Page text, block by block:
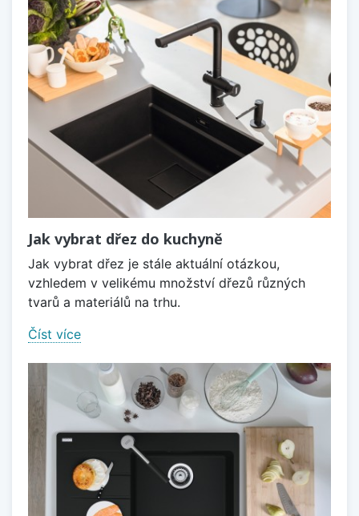
Jak vybrat dřez do kuchyně
Jak vybrat dřez je stále aktuální otázkou,
vzhledem v velikému množství dřezů různých
tvarů a materiálů na trhu.
Číst více